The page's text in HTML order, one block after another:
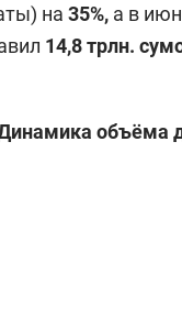
на 35%, а в
14,8 трлн.
объёма